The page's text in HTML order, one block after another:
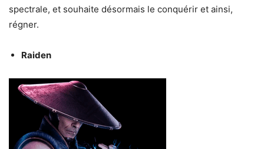
spectrale, et souhaite désormais le conquérir et ainsi,
régner.
Raiden